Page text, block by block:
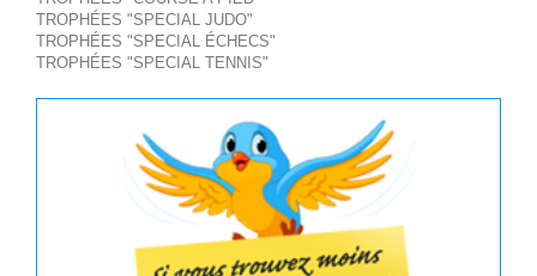
TROPHÉES "SPECIAL JUDO"
TROPHÉES "SPECIAL ÉCHECS"
TROPHÉES "SPECIAL TENNIS"